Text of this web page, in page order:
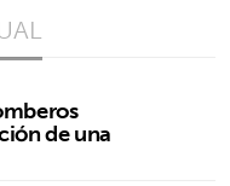
de una